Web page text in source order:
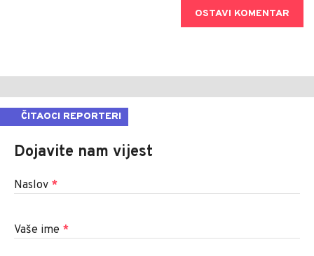
OSTAVI KOMENTAR
ČITAOCI REPORTERI
Dojavite nam vijest
Naslov *
Vaše ime *